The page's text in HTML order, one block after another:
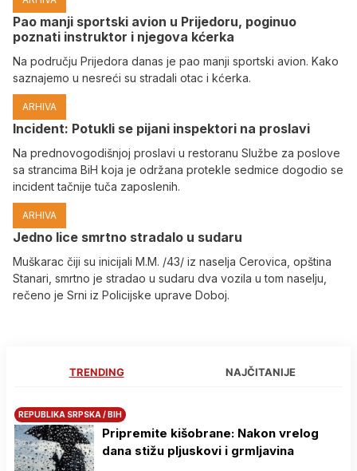
Pao manji sportski avion u Prijedoru, poginuo
poznati instruktor i njegova kćerka
Na području Prijedora danas je pao manji sportski avion. Kako
saznajemo u nesreći su stradali otac i kćerka.
ARHIVA
Incident: Potukli se pijani inspektori na proslavi
Na prednovogodišnjoj proslavi u restoranu Službe za poslove
sa strancima BiH koja je održana protekle sedmice dogodio se
incident tačnije tuča zaposlenih.
ARHIVA
Јedno lice smrtno stradalo u sudaru
Muškarac čiji su inicijali M.M. /43/ iz naselja Cerovica, opština
Stanari, smrtno je stradao u sudaru dva vozila u tom naselju,
rečeno je Srni iz Policijske uprave Doboj.
TRENDING NAJČITANIJE
REPUBLIKA SRPSKA / BIH
Pripremite kišobrane: Nakon vrelog
dana stižu pljuskovi i grmljavina